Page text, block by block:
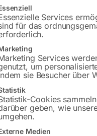
eine Liste der Service-
Services
für das
Services
um
sie Besucher über
Cookies
geben, wie
Medien